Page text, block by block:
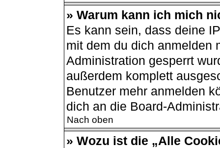
» Warum kann ich mich
Es kann sein, dass deine
mit dem du dich anmelden
Administration gesperrt
außerdem komplett
Benutzer mehr anmelden
dich an die Board-
Nach oben
» Wozu ist die „Alle